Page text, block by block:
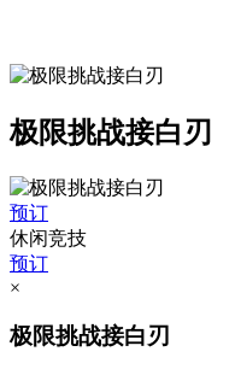
极限挑战接白刃
预订
休闲竞技
预订
×
极限挑战接白刃